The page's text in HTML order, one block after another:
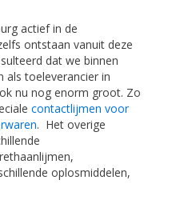
actief in de
ontstaan vanuit deze
dat we binnen
als toeleverancier in
nu nog enorm groot. Zo
contactlijmen voor
. Het overige
oplosmiddelen,